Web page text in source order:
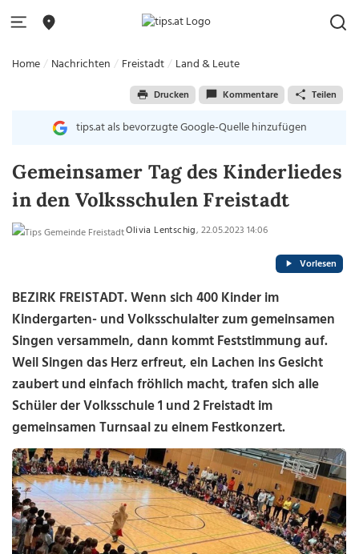
Home Nachrichten Freistadt Land & Leute
Drucken Kommentare Teilen
tips.at als bevorzugte Google-Quelle hinzufügen
Gemeinsamer Tag des Kinderliedes
in den Volksschulen Freistadt
Olivia Lentschig, 22.05.2023 14:06
Vorlesen
BEZIRK FREISTADT. Wenn sich 400 Kinder im
Kindergarten- und Volksschulalter zum gemeinsamen
Singen versammeln, dann kommt Feststimmung auf.
Weil Singen das Herz erfreut, ein Lachen ins Gesicht
zaubert und einfach fröhlich macht, trafen sich alle
Schüler der Volksschule 1 und 2 Freistadt im
gemeinsamen Turnsaal zu einem Festkonzert.